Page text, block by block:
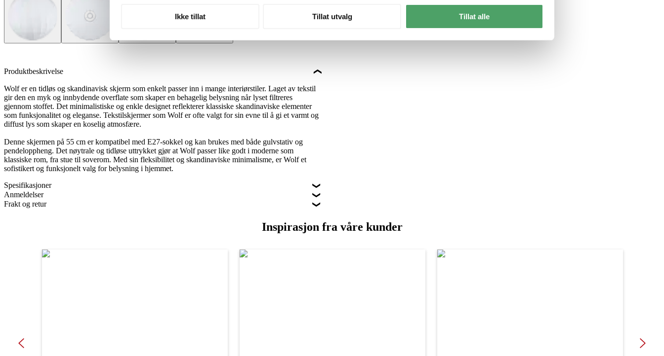
Ikke tillat Tillat utvalg Tillat alle
Produktbeskrivelse
Wolf er en tidløs og skandinavisk skjerm som enkelt passer inn i mange interiørstiler. Laget av tekstil
gir den en myk og innbydende overflate som skaper en behagelig belysning når lyset filtreres
gjennom stoffet. Det minimalistiske og enkle designet reflekterer klassiske skandinaviske elementer
som funksjonalitet og eleganse. Tekstilskjermer som Wolf er ofte valgt for sin evne til å gi et varmt og
diffust lys som skaper en koselig atmosfære.
Denne skjermen på 55 cm er kompatibel med E27-sokkel og kan brukes med både gulvstativ og
pendeloppheng. Det nøytrale og tidløse uttrykket gjør at Wolf passer like godt i moderne som
klassiske rom, fra stue til soverom. Med sin fleksibilitet og skandinaviske minimalisme, er Wolf et
sofistikert og funksjonelt valg for belysning i hjemmet.
Spesifikasjoner
Anmeldelser
Frakt og retur
Inspirasjon fra våre kunder